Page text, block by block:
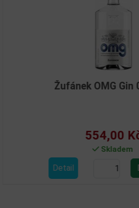
Žufánek OMG Gin 0,5l 45%
554,00 Kč
Skladem